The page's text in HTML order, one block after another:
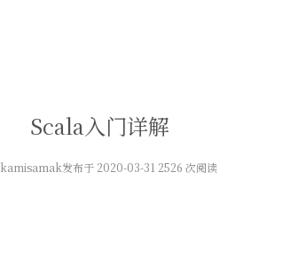
Scala入门详解
kamisamak发布于 2020-03-31 2526 次阅读